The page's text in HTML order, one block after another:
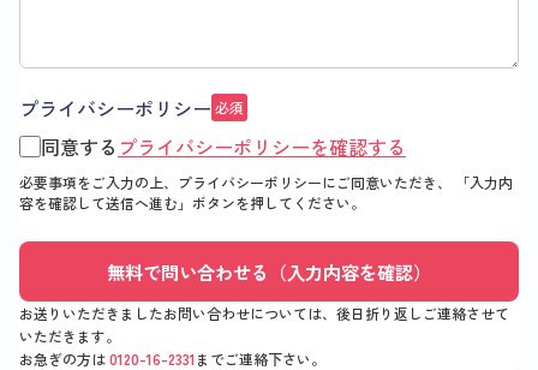
プライバシーポリシー 必須
同意する プライバシーポリシーを確認する
必要事項をご入力の上、プライバシーポリシーにご同意いただき、
「入力内
容を確認して送信へ進む」 ボタンを押してください。
無料で問い合わせる（入力内容を確認）
お送りいただきましたお問い合わせについては、後日折り返しご連絡させて
いただきます。
お急ぎの方は0120-16-2331 までご連絡下さい。